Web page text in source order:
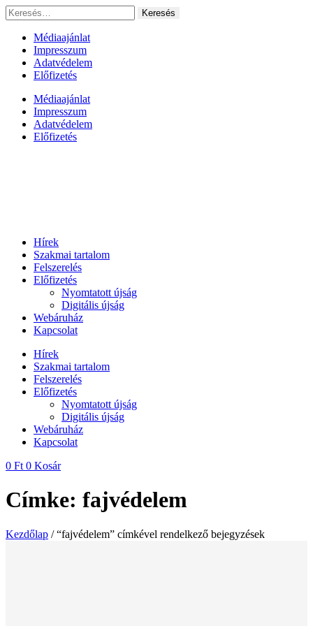
Ugrás
a
tartalomhoz
Keresés:
Médiaajánlat
Impresszum
Adatvédelem
Előfizetés
Médiaajánlat
Impresszum
Adatvédelem
Előfizetés
Hírek
Szakmai tartalom
Felszerelés
Előfizetés
Nyomtatott újság
Digitális újság
Webáruház
Kapcsolat
Hírek
Szakmai tartalom
Felszerelés
Előfizetés
Nyomtatott újság
Digitális újság
Webáruház
Kapcsolat
0 Ft 0 Kosár
Címke: fajvédelem
Kezdőlap / “fajvédelem” címkével rendelkező bejegyzések